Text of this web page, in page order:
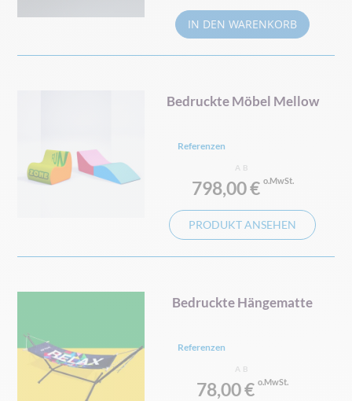
IN DEN WARENKORB
Bedruckte Möbel Mellow
Referenzen
AB
798,00 €
PRODUKT ANSEHEN
Bedruckte Hängematte
Referenzen
AB
78,00 €